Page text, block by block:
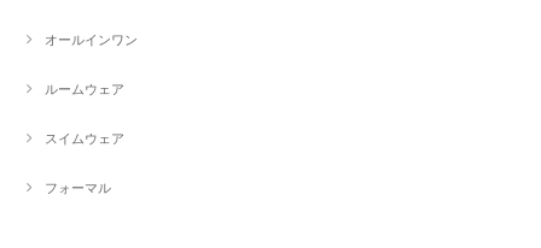
オールインワン
ルームウェア
スイムウェア
フォーマル